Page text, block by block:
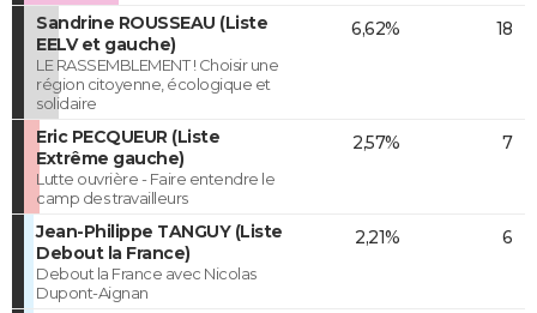
Sandrine ROUSSEAU (Liste
EELV et gauche)
LE RASSEMBLEMENT ! Choisir une
région citoyenne, écologique et
solidaire
6,62% 18
Eric PECQUEUR (Liste
Extrême gauche)
Lutte ouvrière - Faire entendre le
camp des travailleurs
2,57% 7
Jean-Philippe TANGUY (Liste
Debout la France)
Debout la France avec Nicolas
Dupont-Aignan
2,21% 6